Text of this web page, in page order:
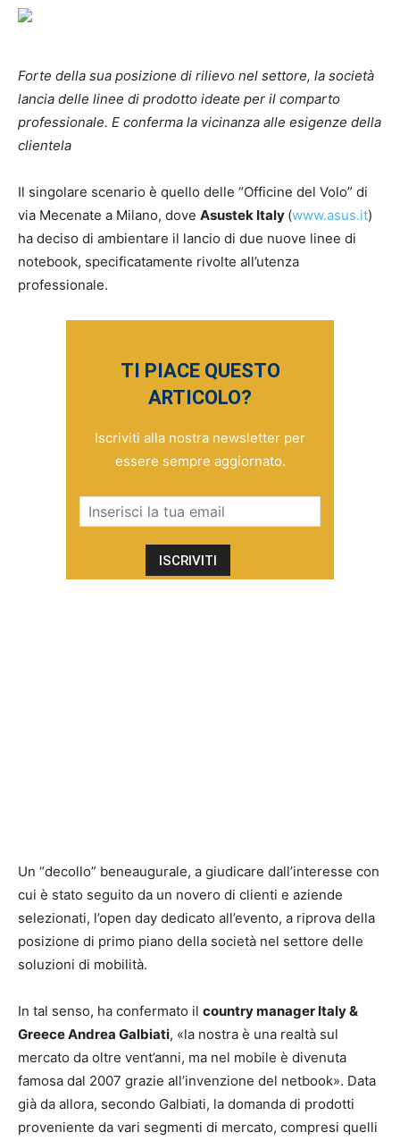
Forte della sua posizione di rilievo nel settore, la società
lancia delle linee di prodotto ideate per il comparto
professionale. E conferma la vicinanza alle esigenze della
clientela
Il singolare scenario è quello delle “Officine del Volo” di
via Mecenate a Milano, dove Asustek Italy (www.asus.it)
ha deciso di ambientare il lancio di due nuove linee di
notebook, specificatamente rivolte all’utenza
professionale.
TI PIACE QUESTO
ARTICOLO?
Iscriviti alla nostra newsletter per
essere sempre aggiornato.
Un “decollo” beneaugurale, a giudicare dall’interesse con
cui è stato seguito da un novero di clienti e aziende
selezionati, l’open day dedicato all’evento, a riprova della
posizione di primo piano della società nel settore delle
soluzioni di mobilità.
In tal senso, ha confermato il country manager Italy &
Greece Andrea Galbiati, «la nostra è una realtà sul
mercato da oltre vent’anni, ma nel mobile è divenuta
famosa dal 2007 grazie all’invenzione del netbook». Data
già da allora, secondo Galbiati, la domanda di prodotti
proveniente da vari segmenti di mercato, compresi quelli